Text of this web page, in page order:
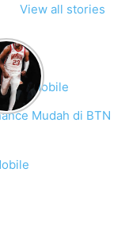
View all stories
Mobile
Mudah di BTN